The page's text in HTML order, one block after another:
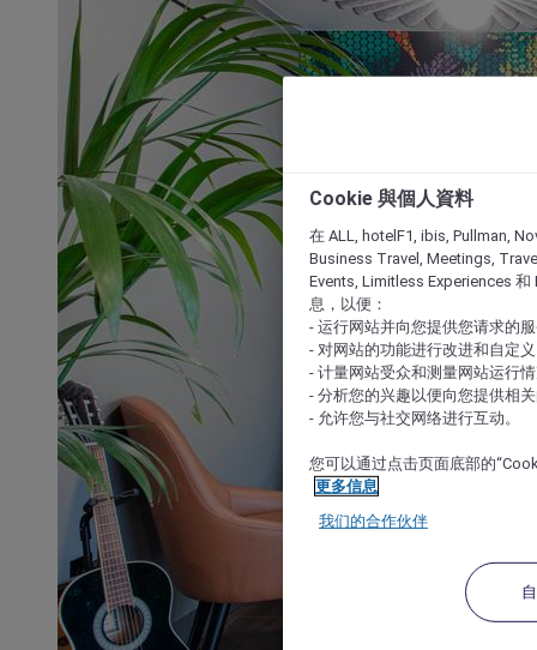
Cookie 與個人資料
在 ALL, hotelF1, ibis, Pullman,
Business Travel, Meetings,
Events, Limitless Experiences 和
息，以便：
- 运行网站并向您提供您请求的
- 对网站的功能进行改进和自定义
- 计量网站受众和测量网站运行
- 分析您的兴趣以便向您提供相
- 允许您与社交网络进行互动。
您可以通过点击页面底部的
更多信息
我们的合作伙伴